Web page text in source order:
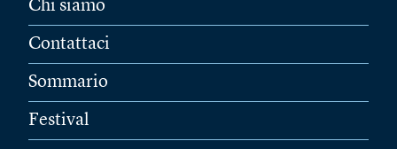
Chi siamo
Contattaci
Sommario
Festival